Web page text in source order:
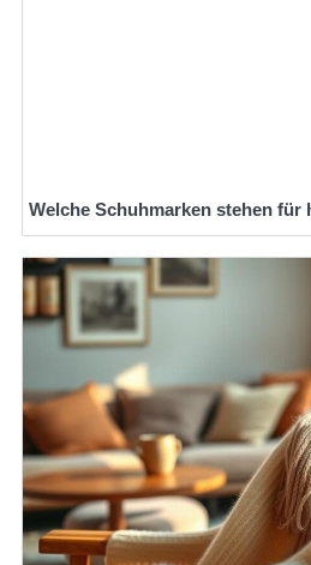
Welche Schuhmarken stehen für